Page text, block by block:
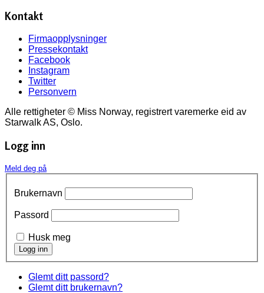
Kontakt
Firmaopplysninger
Pressekontakt
Facebook
Instagram
Twitter
Personvern
Alle rettigheter © Miss Norway, registrert varemerke eid av
Starwalk AS, Oslo.
Logg inn
Meld deg på
Brukernavn
Passord
Husk meg
Glemt ditt passord?
Glemt ditt brukernavn?